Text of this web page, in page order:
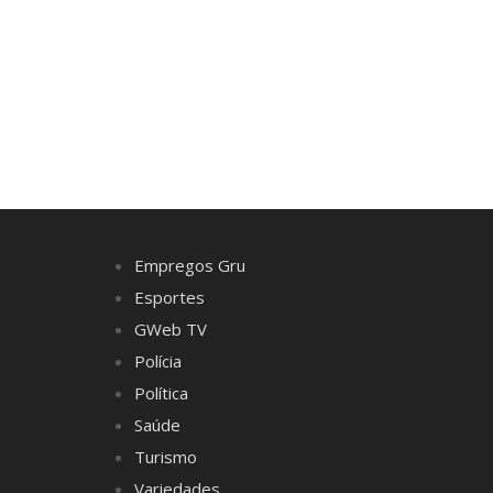
Empregos Gru
Esportes
GWeb TV
Polícia
Política
Saúde
Turismo